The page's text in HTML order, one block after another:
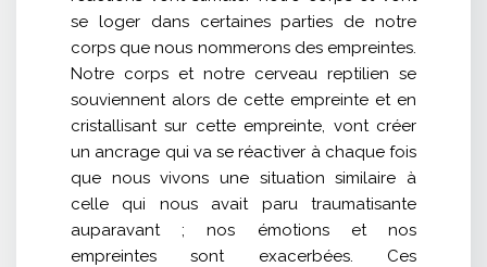
se loger dans certaines parties de notre
corps que nous nommerons des empreintes.
Notre corps et notre cerveau reptilien se
souviennent alors de cette empreinte et en
cristallisant sur cette empreinte, vont créer
un ancrage qui va se réactiver à chaque fois
que nous vivons une situation similaire à
celle qui nous avait paru traumatisante
auparavant ; nos émotions et nos
empreintes sont exacerbées. Ces